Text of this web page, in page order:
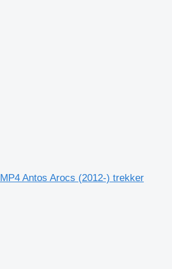
Antos Arocs (2012-) trekker